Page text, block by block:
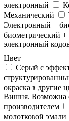
электронный
Механический
Электронный +
биометрический +
электронный
Цвет
Cерый с
окраска в другие
Вишня. Возможна
производителем
молотковой эмали